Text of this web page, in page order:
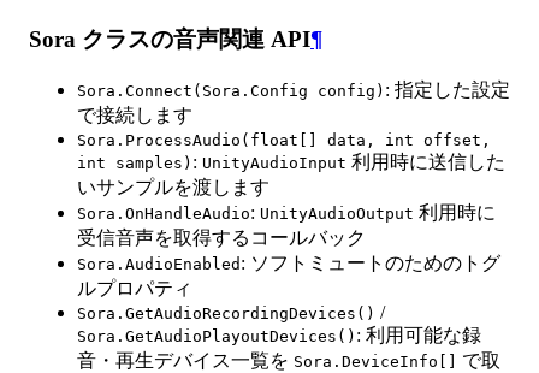
Sora クラスの音声関連 API¶
Sora.Connect(Sora.Config config) : 指定した設定
で接続します
Sora.ProcessAudio(float[] data, int offset,
int samples) : UnityAudioInput 利用時に送信した
いサンプルを渡します
Sora.OnHandleAudio: UnityAudioOutput 利用時に
受信音声を取得するコールバック
Sora.AudioEnabled : ソフトミュートのためのトグ
ルプロパティ
Sora.GetAudioRecordingDevices() /
Sora.GetAudioPlayoutDevices() : 利用可能な録
音・再生デバイス一覧を Sora.DeviceInfo[] で取